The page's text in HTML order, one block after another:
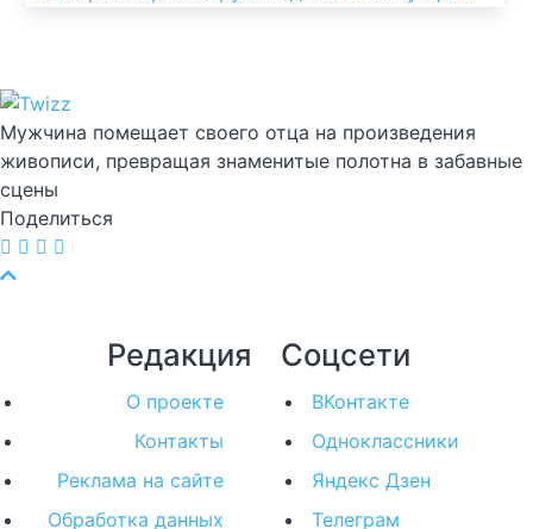
Мужчина помещает своего отца на произведения
живописи, превращая знаменитые полотна в забавные
сцены
Поделиться
Редакция
О проекте
Контакты
Реклама на сайте
Обработка данных
Соцсети
ВКонтакте
Одноклассники
Яндекс Дзен
Телеграм